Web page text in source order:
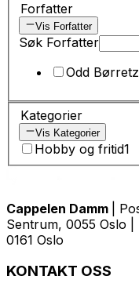
Forfatter
Vis Forfatter
Søk Forfatter
Odd
Kategorier
Vis Kategorier
Hobby og fritid1
Cappelen Damm
|
Sentrum, 0055 Oslo |
0161 Oslo
KONTAKT OSS